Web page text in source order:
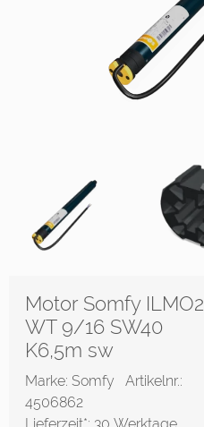
Motor Somfy ILMO2
WT 9/16 SW40
K6,5m sw
Marke: Somfy Artikelnr.:
4506862